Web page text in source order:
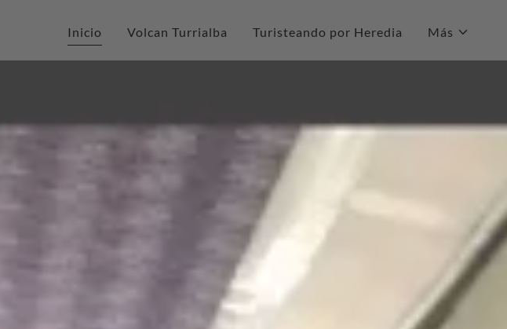
Inicio Volcan Turrialba Turisteando por Heredia Más